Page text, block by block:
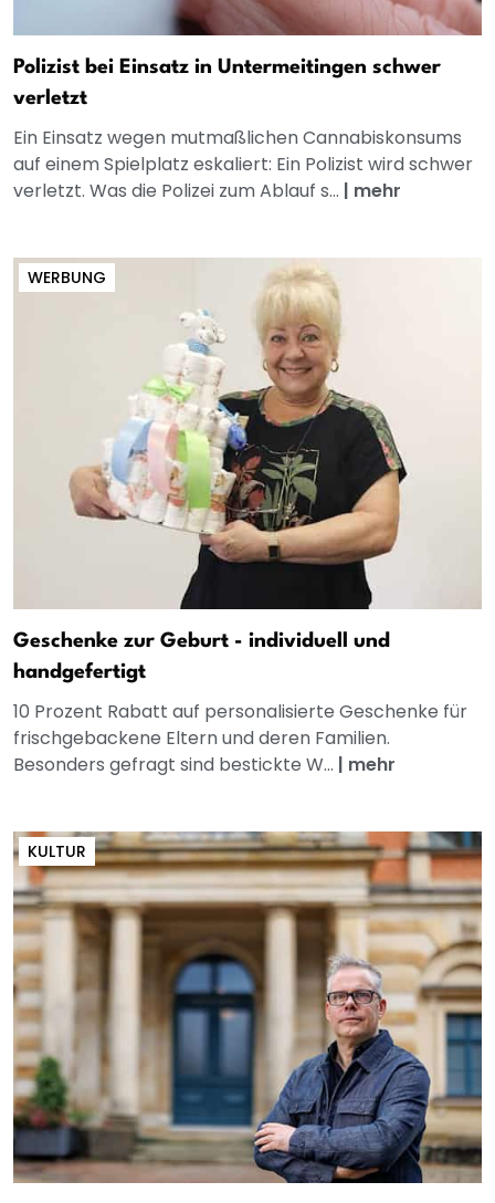
Polizist bei Einsatz in Untermeitingen schwer
verletzt
Ein Einsatz wegen mutmaßlichen Cannabiskonsums
auf einem Spielplatz eskaliert: Ein Polizist wird schwer
verletzt. Was die Polizei zum Ablauf s... | mehr
WERBUNG
Geschenke zur Geburt - individuell und
handgefertigt
10 Prozent Rabatt auf personalisierte Geschenke für
frischgebackene Eltern und deren Familien.
Besonders gefragt sind bestickte W... | mehr
KULTUR